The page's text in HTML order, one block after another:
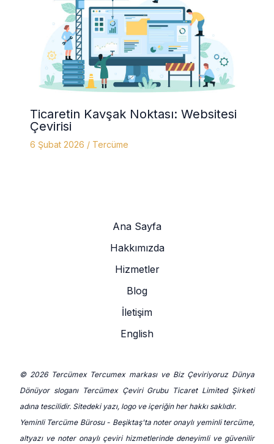
Ticaretin Kavşak Noktası: Websitesi
Çevirisi
6 Şubat 2026 / Tercüme
Ana Sayfa
Hakkımızda
Hizmetler
Blog
İletişim
English
© 2026 Tercümex Tercumex markası ve Biz Çeviriyoruz Dünya
Dönüyor sloganı Tercümex Çeviri Grubu Ticaret Limited Şirketi
adına tescilidir. Sitedeki yazı, logo ve içeriğin her hakkı saklıdır.
Yeminli Tercüme Bürosu - Beşiktaş'ta noter onaylı yeminli tercüme,
altyazı ve noter onaylı çeviri hizmetlerinde deneyimli ve güvenilir